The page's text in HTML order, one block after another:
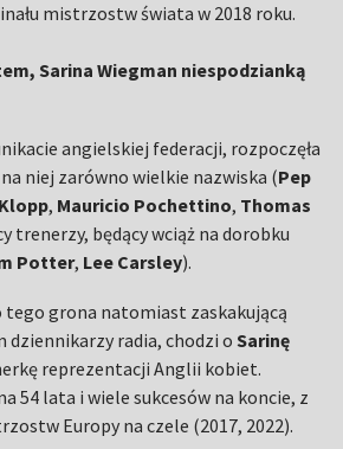
mistrzostw świata w 2018 roku.
Sarina Wiegman niespodzianką
angielskiej federacji, rozpoczęła
na niej zarówno wielkie nazwiska (Pep
, Mauricio Pochettino, Thomas
trenerzy, będący wciąż na dorobku
Potter, Lee Carsley).
tego grona natomiast zaskakującą
dziennikarzy radia, chodzi oSarinę
reprezentacji Anglii kobiet.
54 lata i wiele sukcesów na koncie, z
Europy na czele (2017, 2022).